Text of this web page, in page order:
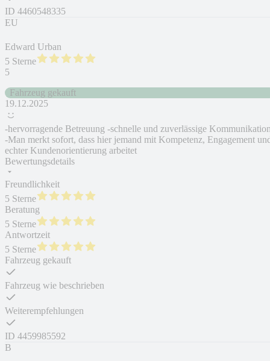
ID 4460548335
EU
Edward Urban
5 Sterne
5
Fahrzeug gekauft
19.12.2025
-hervorragende Betreuung -schnelle und zuverlässige
-Man merkt sofort, dass hier jemand mit Kompetenz, Engagement
echter Kundenorientierung arbeitet
Bewertungsdetails
Freundlichkeit
5 Sterne
Beratung
5 Sterne
Antwortzeit
5 Sterne
Fahrzeug gekauft
Fahrzeug wie beschrieben
Weiterempfehlungen
ID 4459985592
B